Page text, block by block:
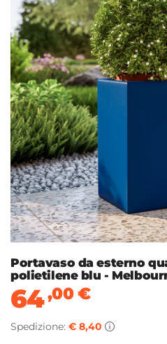
Portavaso da esterno
polietilene blu -
64,00€
Spedizione: € 8,40